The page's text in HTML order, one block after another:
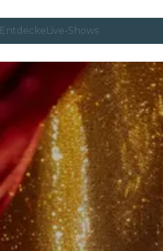
EntdeckeLive-Shows
Candlelight
London
Erlebnisse und Städte
São Paulo
Seoul
Stadttouren